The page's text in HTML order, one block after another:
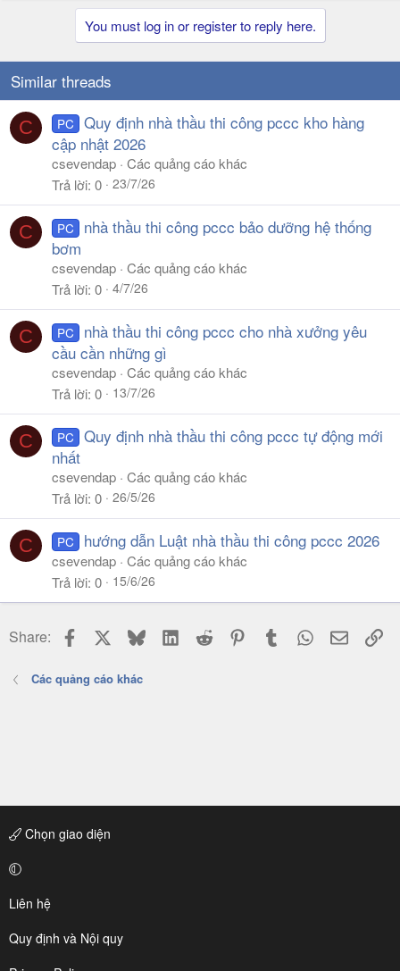
You must log in or register to reply here.
Similar threads
C PC Quy định nhà thầu thi công pccc kho hàng
cập nhật 2026
csevendap Các quảng cáo khác
Trả lời 0 23/7/26
C PC
nhà thầu thi công pccc bảo dưỡng hệ thống
bơm
csevendap Các quảng cáo khác
Trả lời 0 4/7/26
C PC
nhà thầu thi công pccc cho nhà xưởng yêu
cầu cần những gì
csevendap Các quảng cáo khác
Trả lời 0 13/7/26
C PC Quy định nhà thầu thi công pccc tự động mới
nhất
csevendap Các quảng cáo khác
Trả lời 0 26/5/26
C PC hướng dẫn Luật nhà thầu thi công pccc 2026
csevendap Các quảng cáo khác
Trả lời 0 15/6/26
Share: Facebook BlueskyLinkedIn
Reddit PinterestTumblr WhatsApp
Email
Các quảng cáo khác
Chọn giao diện
Liên hệ
Quy định và Nội quy